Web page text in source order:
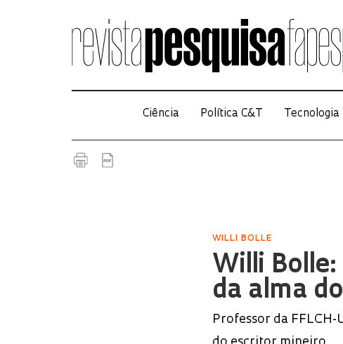
Ciência Política C&T Tecnologia
WILLI BOLLE
Willi Bolle:
da alma
Professor da